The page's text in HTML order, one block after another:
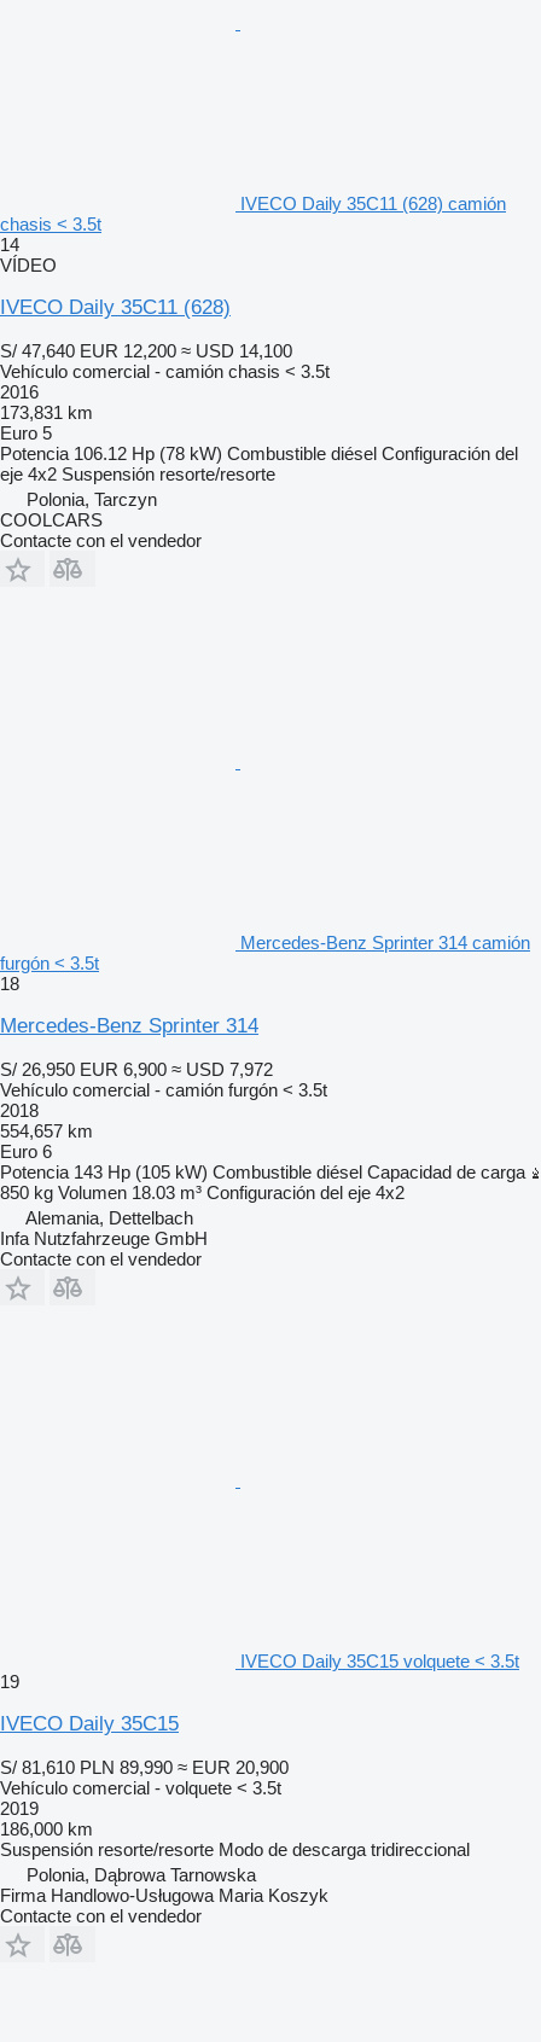
IVECO Daily 35C11 (628) camión
chasis < 3.5t
14
VÍDEO
IVECO Daily 35C11 (628)
S/ 47,640 EUR 12,200 ≈ USD 14,100
Vehículo comercial - camión chasis < 3.5t
2016
173,831 km
Euro 5
Potencia 106.12 Hp (78 kW) Combustible diésel Configuración del
eje 4x2 Suspensión resorte/resorte
Polonia, Tarczyn
COOLCARS
Contacte con el vendedor
Mercedes-Benz Sprinter 314 camión
furgón < 3.5t
18
Mercedes-Benz Sprinter 314
S/ 26,950 EUR 6,900 ≈ USD 7,972
Vehículo comercial - camión furgón < 3.5t
2018
554,657 km
Euro 6
Potencia 143 Hp (105 kW) Combustible diésel Capacidad de carga
850 kg Volumen 18.03 m³ Configuración del eje 4x2
Alemania, Dettelbach
Infa Nutzfahrzeuge GmbH
Contacte con el vendedor
IVECO Daily 35C15 volquete < 3.5t
19
IVECO Daily 35C15
S/ 81,610 PLN 89,990 ≈ EUR 20,900
Vehículo comercial - volquete < 3.5t
2019
186,000 km
Suspensión resorte/resorte Modo de descarga tridireccional
Polonia, Dąbrowa Tarnowska
Firma Handlowo-Usługowa Maria Koszyk
Contacte con el vendedor